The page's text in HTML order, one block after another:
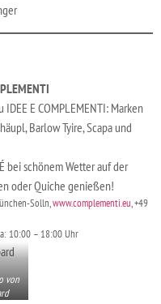
E COMPLEMENTI: Marken
Barlow Tyire, Scapa und
bei schönem Wetter auf der
oder Quiche genießen!
Solln,www.complementi.eu, +49
10:00 – 18:00 Uhr
von